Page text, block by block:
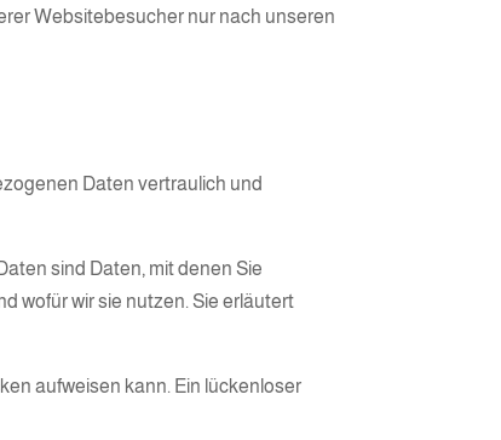
Websitebesucher nur nach unseren
Daten vertraulich und
sind Daten, mit denen Sie
wofür wir sie nutzen. Sie erläutert
aufweisen kann. Ein lückenloser